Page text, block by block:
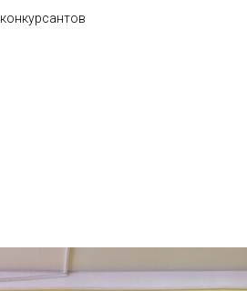
конкурсантов